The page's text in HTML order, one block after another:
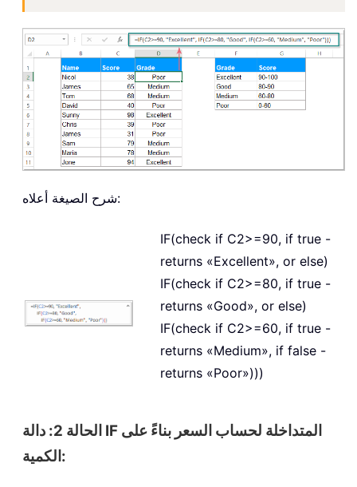
شرح الصيغة أعلاه:
IF(check if C2>=90, if true -
returns «Excellent», or else)
IF(check if C2>=80, if true -
returns «Good», or else)
IF(check if C2>=60, if true -
returns «Medium», if false -
returns «Poor»)))
الحالة 2: دالة IF المتداخلة لحساب السعر بناءً على
الكمية: